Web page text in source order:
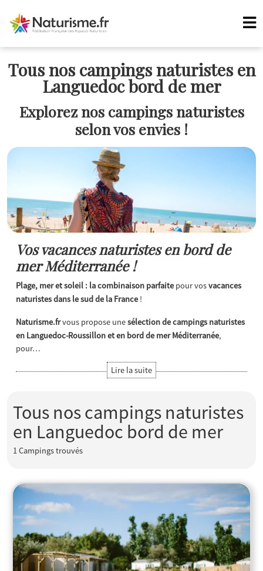
Tous nos campings naturistes en
Languedoc bord de mer
Explorez nos campings naturistes
selon vos envies !
Vos vacances naturistes en bord de
mer Méditerranée !
Plage, mer et soleil : la combinaison parfaite pour vosvacances
naturistes dans le sud de la France !
Naturisme.frvous propose unesélection de campings naturistes
en Languedoc-Roussillon et en bord de mer Méditerranée,
pour…
Tous nos campings naturistes
en Languedoc bord de mer
1Campings trouvés